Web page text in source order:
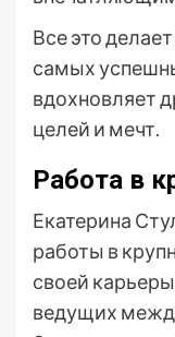
Все это
самых
вдохновляет
целей и мечт.
Работа в
Екатерина
работы в
своей
ведущих